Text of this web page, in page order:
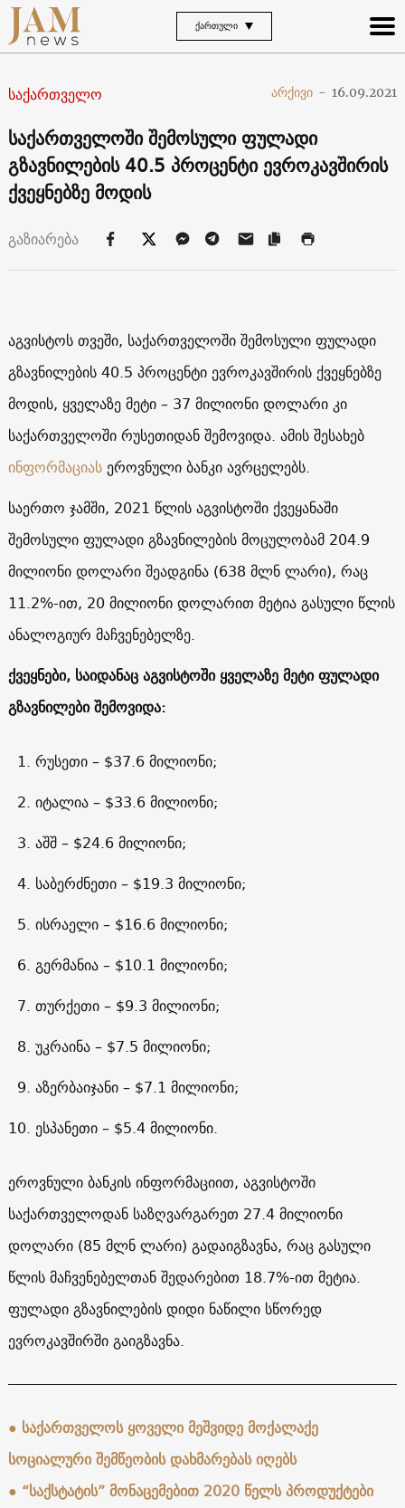
ᲥᲐᲠᲗᲣᲚᲘ
საქართველო არქივი - 16.09.2021
საქართველოში შემოსული ფულადი
გზავნილების 40.5 პროცენტი ევროკავშირის
ქვეყნებზე მოდის
გაზიარება
აგვისტოს თვეში, საქართველოში შემოსული ფულადი
გზავნილების 40.5 პროცენტი ევროკავშირის ქვეყნებზე
მოდის, ყველაზე მეტი – 37 მილიონი დოლარი კი
საქართველოში რუსეთიდან შემოვიდა. ამის შესახებ
ინფორმაციასეროვნული ბანკი ავრცელებს.
საერთო ჯამში, 2021 წლის აგვისტოში ქვეყანაში
შემოსული ფულადი გზავნილების მოცულობამ 204.9
მილიონი დოლარი შეადგინა (638 მლნ ლარი), რაც
11.2%-ით, 20 მილიონი დოლარით მეტია გასული წლის
ანალოგიურ მაჩვენებელზე.
ქვეყნები, საიდანაც აგვისტოში ყველაზე მეტი ფულადი
გზავნილები შემოვიდა:
რუსეთი – $37.6 მილიონი;
იტალია – $33.6 მილიონი;
აშშ – $24.6 მილიონი;
საბერძნეთი – $19.3 მილიონი;
ისრაელი – $16.6 მილიონი;
გერმანია – $10.1 მილიონი;
თურქეთი – $9.3 მილიონი;
უკრაინა – $7.5 მილიონი;
აზერბაიჯანი – $7.1 მილიონი;
ესპანეთი – $5.4 მილიონი.
ეროვნული ბანკის ინფორმაციით, აგვისტოში
საქართველოდან საზღვარგარეთ 27.4 მილიონი
დოლარი (85 მლნ ლარი) გადაიგზავნა, რაც გასული
წლის მაჩვენებელთან შედარებით 18.7%-ით მეტია.
ფულადი გზავნილების დიდი ნაწილი სწორედ
ევროკავშირში გაიგზავნა.
● საქართველოს ყოველი მეშვიდე მოქალაქე
სოციალური შემწეობის დახმარებას იღებს
● “საქსტატის” მონაცემებით 2020 წელს პროდუქტები